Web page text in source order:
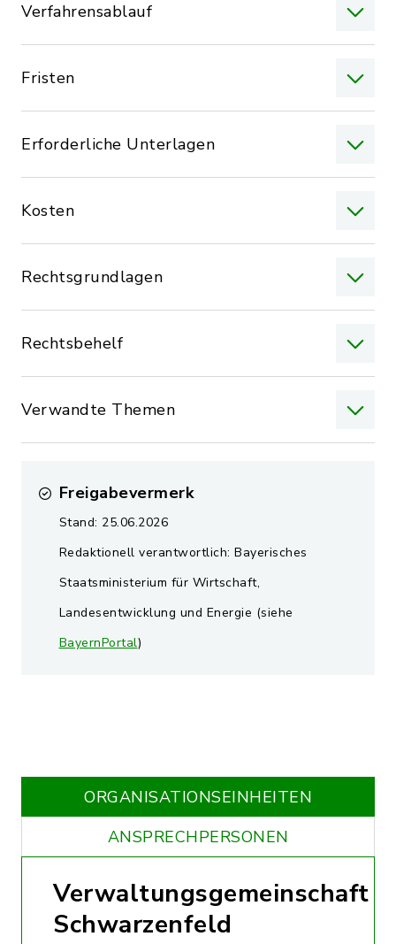
Verfahrensablauf
Fristen
Erforderliche Unterlagen
Kosten
Rechtsgrundlagen
Rechtsbehelf
Verwandte Themen
Freigabevermerk
Stand: 25.06.2026
Redaktionell verantwortlich: Bayerisches
Staatsministerium für Wirtschaft,
Landesentwicklung und Energie (siehe
BayernPortal)
ORGANISATIONS­EINHEITEN
ANSPRECHPERSONEN
Verwaltungsgemeinschaft
Schwarzenfeld